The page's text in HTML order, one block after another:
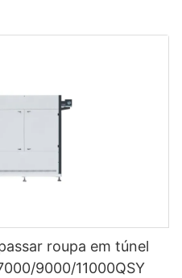
roupa em túnel
9000/11000QSY